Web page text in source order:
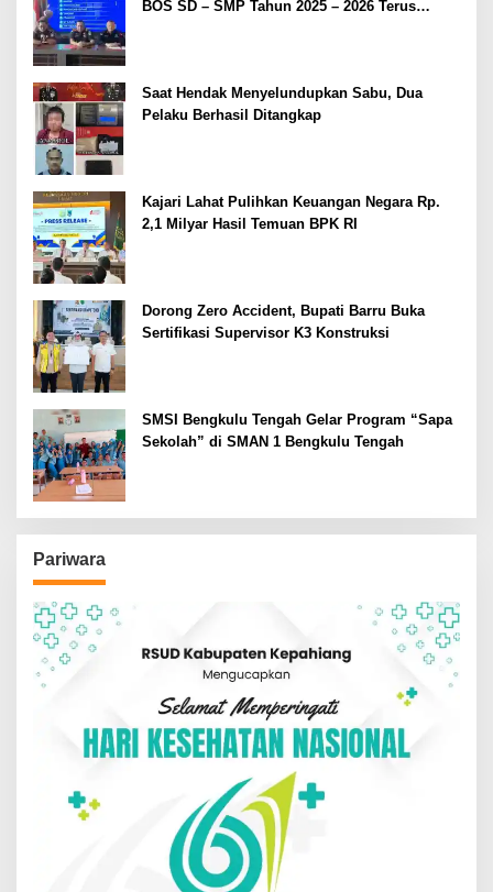
BOS SD – SMP Tahun 2025 – 2026 Terus
Saat Hendak Menyelundupkan Sabu, Dua
Pelaku Berhasil Ditangkap
Kajari Lahat Pulihkan Keuangan Negara Rp.
2,1 Milyar Hasil Temuan BPK RI
Dorong Zero Accident, Bupati Barru Buka
Sertifikasi Supervisor K3 Konstruksi
SMSI Bengkulu Tengah Gelar Program “Sapa
Sekolah” di SMAN 1 Bengkulu Tengah
Pariwara